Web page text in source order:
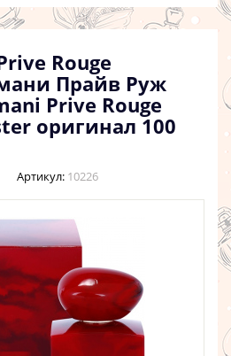
Rouge
Прайв Руж
Prive Rouge
оригинал 100
Артикул: 10226